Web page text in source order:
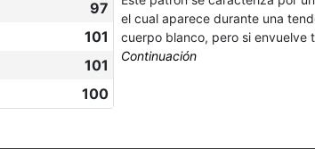
97
101
101
100
el cual aparece durante una
cuerpo blanco, pero si envuelve
Continuación